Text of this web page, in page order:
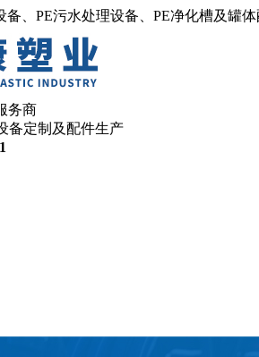
、PE污水处理设备、PE净化槽及罐体
务商
备定制及配件生产